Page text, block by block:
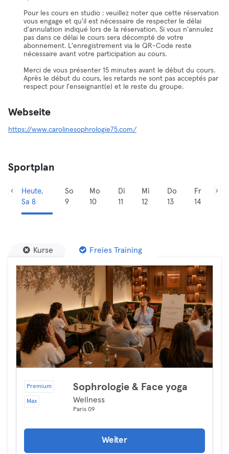
Pour les cours en studio : veuillez noter que cette réservation
vous engage et qu'il est nécessaire de respecter le délai
d'annulation indiqué lors de la réservation. Si vous n'annulez
pas dans ce délai le cours sera décompté de votre
abonnement. L'enregistrement via le QR-Code reste
nécessaire avant votre participation au cours.
Merci de vous présenter 15 minutes avant le début du cours.
Après le début du cours, les retards ne sont pas acceptés par
respect pour l'enseignant(e) et le reste du groupe.
Webseite
https://www.carolinesophrologie75.com/
Sportplan
Heute,
Sa 8
So
9
Mo
10
Di
11
Mi
12
Do
13
Fr
14
Kurse Freies Training
Premium
Max
Sophrologie & Face yoga
Wellness
Paris 09
Weiter